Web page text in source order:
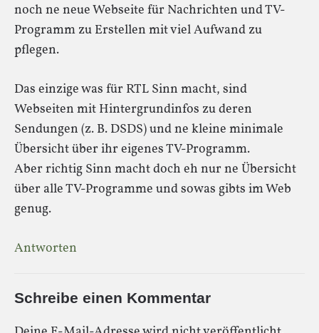
noch ne neue Webseite für Nachrichten und TV-
Programm zu Erstellen mit viel Aufwand zu
pflegen.
Das einzige was für RTL Sinn macht, sind
Webseiten mit Hintergrundinfos zu deren
Sendungen (z. B. DSDS) und ne kleine minimale
Übersicht über ihr eigenes TV-Programm.
Aber richtig Sinn macht doch eh nur ne Übersicht
über alle TV-Programme und sowas gibts im Web
genug.
Antworten
Schreibe einen Kommentar